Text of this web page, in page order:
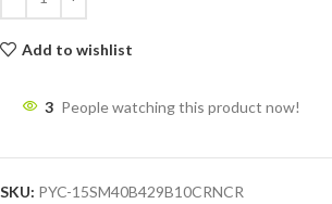
Add to wishlist
3 People watching this product now!
SKU: PYC-15SM40B429B10CRNCR